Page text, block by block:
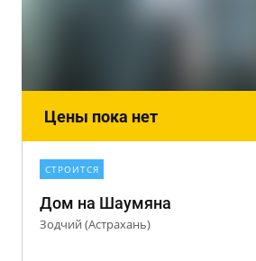
Цены пока нет
СТРОИТСЯ
Дом на Шаумяна
Зодчий (Астрахань)